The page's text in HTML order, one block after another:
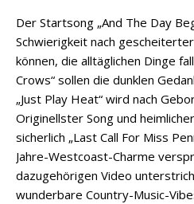
Der Startsong „And The Day
Schwierigkeit nach
können, die alltäglichen Dinge
Crows“ sollen die dunklen
„Just Play Heat“ wird nach
Originellster Song und
sicherlich „Last Call For Miss
Jahre-Westcoast-Charme
dazugehörigen Video
wunderbare Country-Music-